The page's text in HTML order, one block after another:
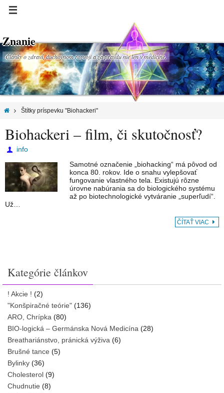
Znanie
Články o zdraví, duchovnom rozvoji a za pravdu nie len v medicíne.
Štítky príspevku "Biohackeri"
Biohackeri – film, či skutočnosť?
info
Samotné označenie „biohacking“ má pôvod od
konca 80. rokov. Ide o snahu vylepšovať
fungovanie vlastného tela. Existujú rôzne
úrovne nabúrania sa do biologického systému
až po biotechnologické vytváranie „superľudí“.
Už…
ČÍTAŤ VIAC
Kategórie článkov
! Akcie ! (2)
"Konšpiračné teórie" (136)
ARO, Chrípka (80)
BIO-logická – Germánska Nová Medicína (28)
Breathariánstvo, pránická výživa (6)
Brušné tance (5)
Bylinky (36)
Cholesterol (9)
Chudnutie (8)